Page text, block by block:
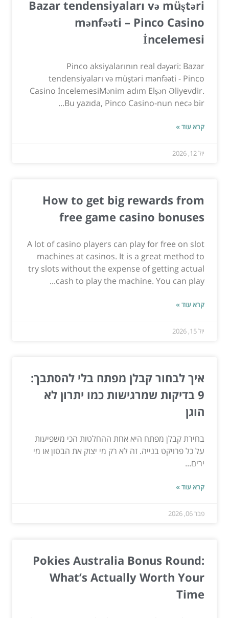
Bazar tendensiyaları və müştəri
mənfəəti – Pinco Casino
İncelemesi
Pinco aksiyalarının real dəyəri: Bazar
tendensiyaları və müştəri mənfəəti - Pinco
Casino İncelemesiMənim adım Elşən Əliyevdir.
Bu yazıda, Pinco Casino-nun necə bir...
קרא עוד »
יול 12, 2026
How to get big rewards from
free game casino bonuses
A lot of casino players can play for free on slot
machines at casinos. It is a great method to
try slots without the expense of getting actual
cash to play the machine. You can play...
קרא עוד »
יול 15, 2026
איך לבחור קבלן מפתח בלי להסתבך:
9 בדיקות שמרגישות כמו יתרון לא
הוגן
בחירת קבלן מפתח היא אחת ההחלטות הכי משפיעות
על כל פרויקט בנייה. זה לא רק מי יצוק את הבטון או מי
ירים...
קרא עוד »
פבר 06, 2026
Pokies Australia Bonus Round:
What’s Actually Worth Your
Time